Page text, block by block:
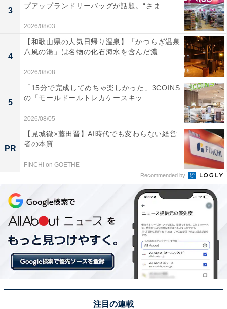
3
プアップランドリーバッグが話題。“さま...
2026/08/03
4
【和歌山県の人気日帰り温泉】「かつらぎ温泉
八風の湯」は名物の化石海水を含んだ濃...
2026/08/08
5
「15分で完成してめちゃ楽しかった」3COINS
の「モールドールトレカケースキッ...
2026/08/05
PR
【見城徹×藤田晋】AI時代でも変わらない経営
者の本質
FINCHI on GOETHE
Recommended by
注目の連載